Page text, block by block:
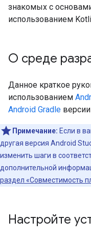
знакомых с
использованием
О среде
Данное краткое
использованием
Android Gradle
Примечание: Если в
другая версия Android
изменить шаги в
дополнительной
раздел «Совместимость
Настройте